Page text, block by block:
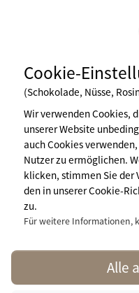
Impressum
Nutzungsbedingungen
Pressebereich
Cookie-
(Schokolade, Nüsse,
Wir verwenden Cookies,
unserer Website
auch Cookies
Nutzer zu ermöglichen.
klicken, stimmen Sie der
den in unserer Cookie-
zu.
Für weitere Informationen,
Alle